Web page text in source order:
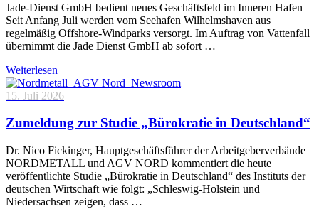
Jade-Dienst GmbH bedient neues Geschäftsfeld im Inneren Hafen
Seit Anfang Juli werden vom Seehafen Wilhelmshaven aus
regelmäßig Offshore-Windparks versorgt. Im Auftrag von Vattenfall
übernimmt die Jade Dienst GmbH ab sofort …
Weiterlesen
15. Juli 2026
Zumeldung zur Studie „Bürokratie in Deutschland“
Dr. Nico Fickinger, Hauptgeschäftsführer der Arbeitgeberverbände
NORDMETALL und AGV NORD kommentiert die heute
veröffentlichte Studie „Bürokratie in Deutschland“ des Instituts der
deutschen Wirtschaft wie folgt: „Schleswig-Holstein und
Niedersachsen zeigen, dass …